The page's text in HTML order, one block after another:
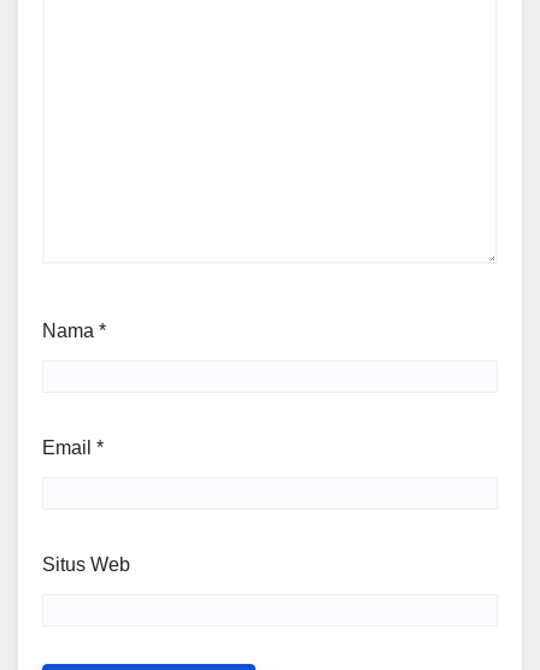
Nama *
Email *
Situs Web